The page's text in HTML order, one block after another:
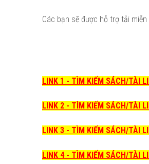
Các bạn sẽ được hỗ trợ tải
LINK 1 - TÌM KIẾM SÁCH/TÀI
LINK 2 - TÌM KIẾM SÁCH/TÀI
LINK 3 - TÌM KIẾM SÁCH/TÀI
LINK 4 - TÌM KIẾM SÁCH/TÀI